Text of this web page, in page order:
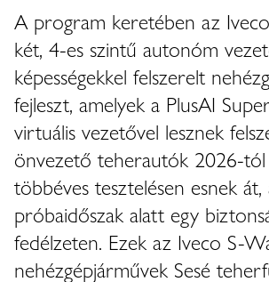
A program keretében az
két, 4-es szintű autonóm
képességekkel felszerelt
fejleszt, amelyek a PlusAI
virtuális vezetővel lesznek
önvezető teherautók 2026-
többéves tesztelésen esnek át,
próbaidőszak alatt egy
fedélzeten. Ezek az Iveco S-
nehézgépjárművek Sesé